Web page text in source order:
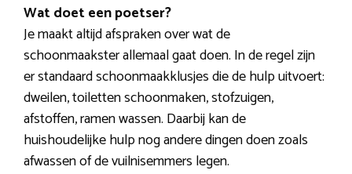
Wat doet een poetser?
Je maakt altijd afspraken over wat de
schoonmaakster allemaal gaat doen. In de regel zijn
er standaard schoonmaakklusjes die de hulp uitvoert:
dweilen, toiletten schoonmaken, stofzuigen,
afstoffen, ramen wassen. Daarbij kan de
huishoudelijke hulp nog andere dingen doen zoals
afwassen of de vuilnisemmers legen.